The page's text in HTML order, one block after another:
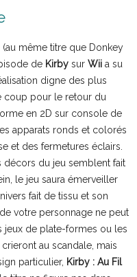
(au même titre que Donkey
de Kirby sur Wii a su
digne des plus
coup pour le retour du
en 2D sur console de
apparats ronds et colorés
et des fermetures éclairs.
décors du jeu semblent fait
le jeu saura émerveiller
fait de tissu et son
votre personnage ne peut
jeux de plate-formes ou les
au scandale, mais
particulier, Kirby : Au Fil